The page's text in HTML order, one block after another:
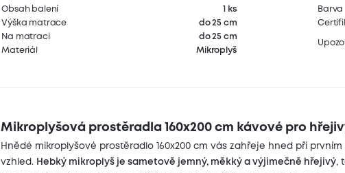
Obsah balení
1 ks
Výška matrace
do 25 cm
Na matraci
do 25 cm
Materiál
Mikroplyš
Barva
Mikroplyšová prostěradla 160x200 cm kávové pro
Hnědé mikroplyšové prostěradlo 160x200 cm vás zahřeje hned při
vzhled. Hebký mikroplyš je sametově jemný, měkký a výjimečně hřejivý,